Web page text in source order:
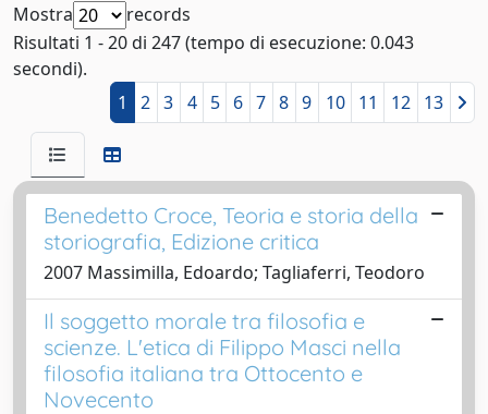
Mostra
records
Risultati 1 - 20 di 247 (tempo di esecuzione: 0.043
secondi).
1
2 3 4 5 6 7 8 9 10 11 12 13
Benedetto Croce, Teoria e storia della
storiografia, Edizione critica
2007 Massimilla, Edoardo; Tagliaferri, Teodoro
Il soggetto morale tra filosofia e
scienze. L'etica di Filippo Masci nella
filosofia italiana tra Ottocento e
Novecento